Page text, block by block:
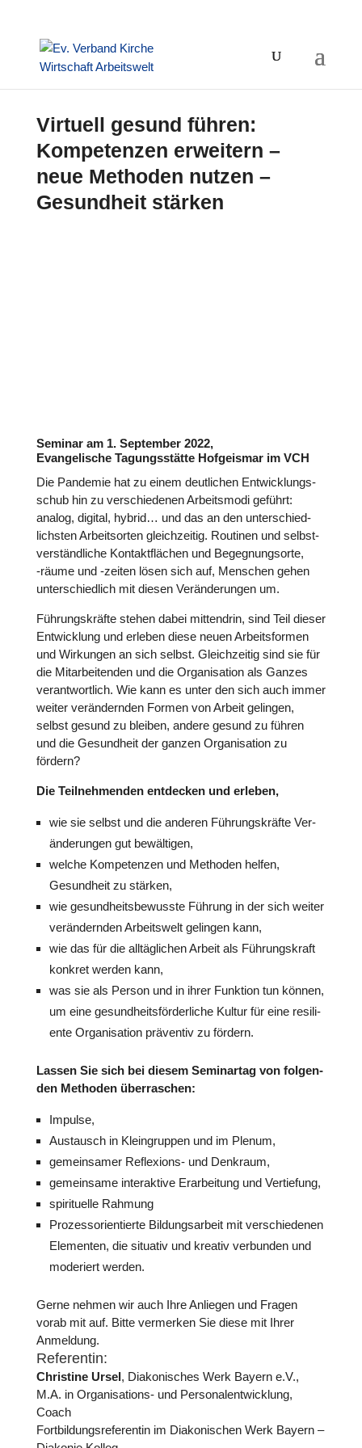
Virtuell gesund führen:
Kompetenzen erweitern –
neue Methoden nutzen –
Gesundheit stärken
Seminar am 1. September 2022,
Evangelische Tagungsstätte Hofgeismar im VCH
Die Pandemie hat zu einem deut­li­chen Ent­wick­lungs­
schub hin zu ver­schie­de­nen Arbeits­modi geführt:
analog, digital, hybrid… und das an den unter­schied­
lichs­ten Arbeits­or­ten gleich­zei­tig. Routinen und selbst­
ver­ständ­li­che Kon­takt­flä­chen und Begeg­nungs­orte,
‑räume und ‑zeiten lösen sich auf, Menschen gehen
unter­schied­lich mit diesen Ver­än­de­run­gen um.
Füh­rungs­kräfte stehen dabei mit­ten­drin, sind Teil dieser
Ent­wick­lung und erleben diese neuen Arbeits­for­men
und Wir­kun­gen an sich selbst. Gleich­zei­tig sind sie für
die Mit­ar­bei­ten­den und die Orga­ni­sa­tion als Ganzes
ver­ant­wort­lich. Wie kann es unter den sich auch immer
weiter ver­än­dern­den Formen von Arbeit gelingen,
selbst gesund zu bleiben, andere gesund zu führen
und die Gesund­heit der ganzen Orga­ni­sa­tion zu
fördern?
Die Teil­neh­men­den ent­de­cken und erleben,
wie sie selbst und die anderen Füh­rungs­kräfte Ver­
än­de­run­gen gut bewäl­ti­gen,
welche Kom­pe­ten­zen und Methoden helfen,
Gesund­heit zu stärken,
wie gesund­heits­be­wusste Führung in der sich weiter
ver­än­dern­den Arbeits­welt gelingen kann,
wie das für die all­täg­li­chen Arbeit als Füh­rungs­kraft
konkret werden kann,
was sie als Person und in ihrer Funktion tun können,
um eine gesund­heits­för­der­li­che Kultur für eine resi­li­
ente Orga­ni­sa­tion prä­ven­tiv zu fördern.
Lassen Sie sich bei diesem Semi­nar­tag von fol­gen­
den Methoden über­ra­schen:
Impulse,
Aus­tausch in Klein­grup­pen und im Plenum,
gemein­sa­mer Refle­xi­ons- und Denkraum,
gemein­same inter­ak­tive Erar­bei­tung und Ver­tie­fung,
spi­ri­tu­elle Rahmung
Pro­zess­ori­en­tierte Bil­dungs­ar­beit mit ver­schie­de­nen
Ele­men­ten, die situativ und kreativ ver­bun­den und
mode­riert werden.
Gerne nehmen wir auch Ihre Anliegen und Fragen
vorab mit auf. Bitte ver­mer­ken Sie diese mit Ihrer
Anmel­dung.
Refe­ren­tin:
Chris­tine Ursel, Dia­ko­ni­sches Werk Bayern e.V.,
M.A. in Orga­ni­sa­ti­ons- und Per­so­nal­ent­wick­lung,
Coach
Fort­bil­dungs­re­fe­ren­tin im Dia­ko­ni­schen Werk Bayern –